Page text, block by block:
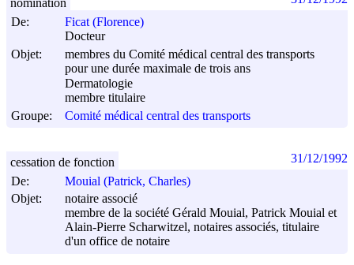
De:
Ficat (Florence)
Docteur
Objet:
membres du Comité médical central des transports
pour une durée maximale de trois ans
Dermatologie
membre titulaire
Groupe:
Comité médical central des transports
nomination
De:
Mouial (Patrick, Charles)
Objet:
notaire associé
membre de la société Gérald Mouial, Patrick Mouial et
Alain-Pierre Scharwitzel, notaires associés, titulaire
d'un office de notaire
cessation de fonction 31/12/1992